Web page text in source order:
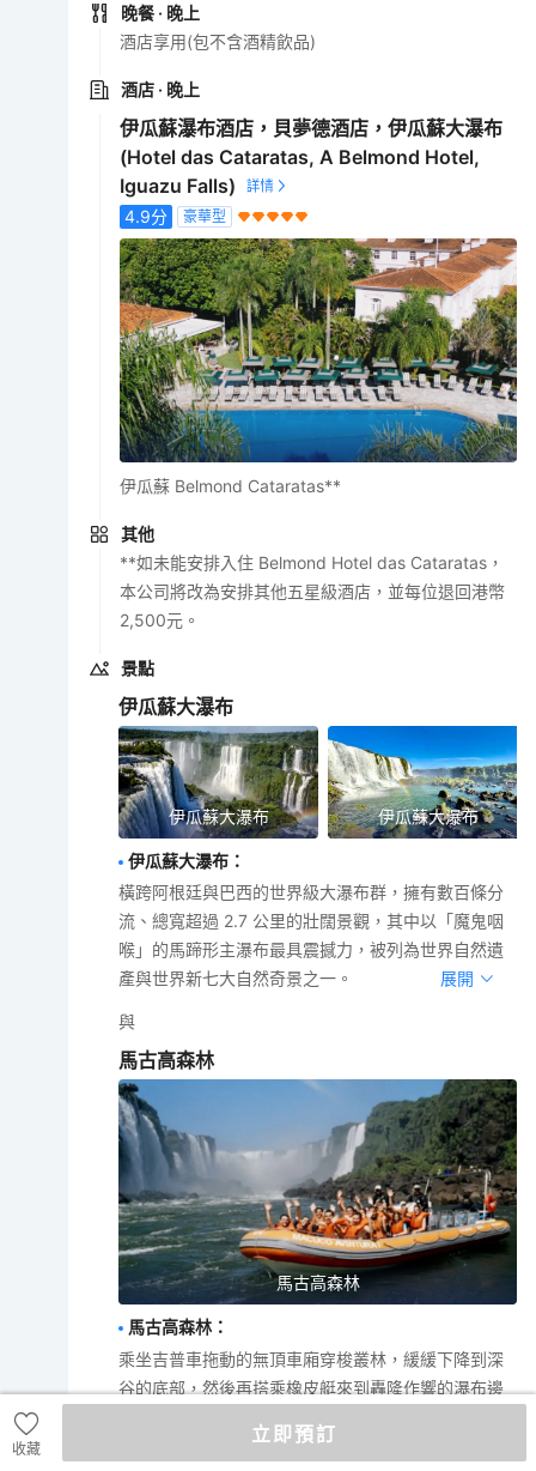
晚餐 · 晚上
酒店享用(包不含酒精飲品)
酒店 · 晚上
伊瓜蘇瀑布酒店，貝夢德酒店，伊瓜蘇大瀑布
(Hotel das Cataratas, A Belmond Hotel,
Iguazu Falls)
4.9分 豪華型
伊瓜蘇 Belmond Cataratas**
其他
**如未能安排入住 Belmond Hotel das Cataratas，
本公司將改為安排其他五星級酒店，並每位退回港幣
2,500元。
景點
伊瓜蘇大瀑布
伊瓜蘇大瀑布 伊瓜蘇大瀑布
伊瓜蘇大瀑布 ：
橫跨阿根廷與巴西的世界級大瀑布群，擁有數百條分
流、總寬超過 2.7 公里的壯闊景觀，其中以「魔鬼咽
喉」的馬蹄形主瀑布最具震撼力，被列為世界自然遺
產與世界新七大自然奇景之一。
展開
與
馬古高森林
馬古高森林
馬古高森林 ：
乘坐吉普車拖動的無頂車廂穿梭叢林，緩緩下降到深
谷的底部，然後再搭乘橡皮艇來到轟隆作響的瀑布邊
D15|伊瓜蘇─伊瓜蘇大瀑布─乘小火車漫遊國
收藏
立即預訂